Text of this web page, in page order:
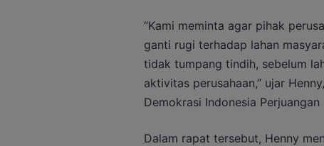
“Kami meminta agar pihak
ganti rugi terhadap lahan
tidak tumpang tindih, sebelum
aktivitas perusahaan,” ujar
Demokrasi Indonesia Perjuangan
Dalam rapat tersebut, Henny